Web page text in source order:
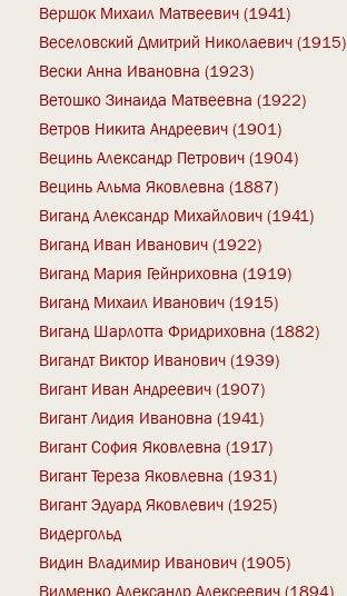
Вершок Михаил Матвеевич (1941)
Веселовский Дмитрий Николаевич (1915)
Вески Анна Ивановна (1923)
Ветошко Зинаида Матвеевна (1922)
Ветров Никита Андреевич (1901)
Вецинь Александр Петрович (1904)
Вецинь Альма Яковлевна (1887)
Виганд Александр Михайлович (1941)
Виганд Иван Иванович (1922)
Виганд Мария Гейнриховна (1919)
Виганд Михаил Иванович (1915)
Виганд Шарлотта Фридриховна (1882)
Вигандт Виктор Иванович (1939)
Вигант Иван Андреевич (1907)
Вигант Лидия Ивановна (1941)
Вигант София Яковлевна (1917)
Вигант Тереза Яковлевна (1931)
Вигант Эдуард Яковлевич (1925)
Видергольд
Видин Владимир Иванович (1905)
Видменко Александр Алексеевич (1894)